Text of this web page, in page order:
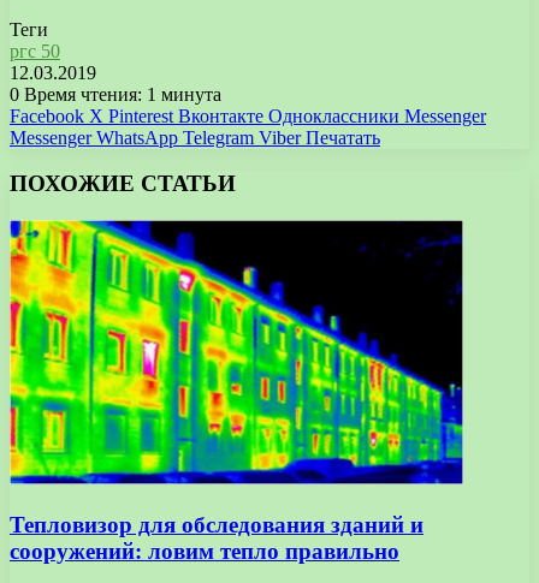
Теги
ргс 50
12.03.2019
0 Время чтения: 1 минута
Facebook X Pinterest Вконтакте Одноклассники Messenger
Messenger WhatsApp Telegram Viber Печатать
ПОХОЖИЕ СТАТЬИ
Тепловизор для обследования зданий и
сооружений: ловим тепло правильно